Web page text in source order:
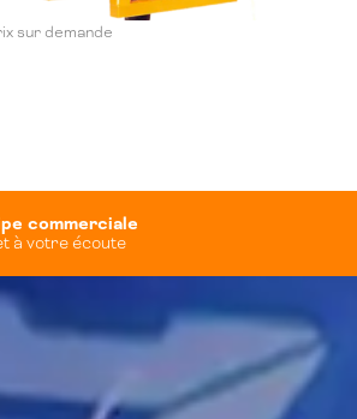
sur demande
commerciale
à votre écoute